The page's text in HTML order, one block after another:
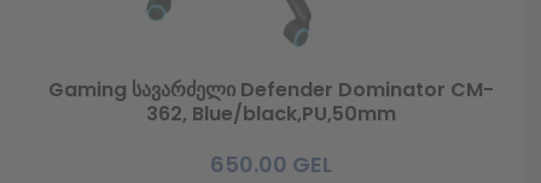
Gaming სავარძელი Defender Dominator CM-
362, Blue/black,PU,50mm
650.00 GEL